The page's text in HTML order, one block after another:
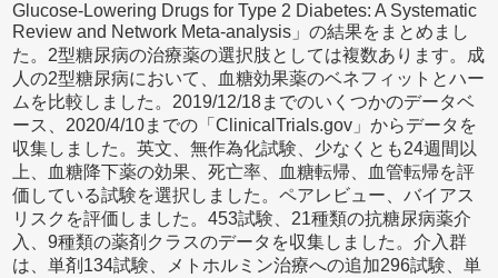
Glucose-Lowering Drugs for Type 2 Diabetes: A Systematic
Review and Network Meta-analysis」の結果をまとめまし
た。2型糖尿病の治療薬の選択肢としては複数あります。成
人の2型糖尿病において、血糖効果薬のベネフィットとハー
ムを比較しました。2019/12/18までのいくつかのデータベ
ース、2020/4/10までの「ClinicalTrials.gov」からデータを
収集しました。英文、無作為化試験、少なくとも24週間以
上、血糖降下薬の効果、死亡率、血糖転帰、血管転帰を評
価している試験を選択しました。ペアレビュー、バイアス
リスクを評価しました。453試験、21種類の抗糖尿病薬介
入、9種類の薬剤クラスのデータを収集しました。介入群
は、単剤134試験、メトホルミン治療への追加296試験、単